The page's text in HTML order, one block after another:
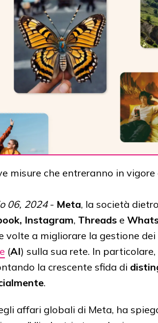
misure che entreranno in
06, 2024- Meta, la società
Instagram, Threads e
volte a migliorare la gestione
(AI) sulla sua rete. In
la crescente sfida di
.
affari globali di Meta, ha